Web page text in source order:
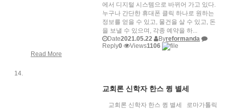
에서 디지털 시스템으로 바뀌어 가고 있다.
누구나 간단한 휴대폰 클릭 하나로 원하는
정보를 얻을 수 있고, 물건을 살 수 있고, 돈
을 보낼 수 있으며, 각종 예약을 하...
Date2021.05.22 Byreformanda
Reply0 Views1106
Read More
교회론 신학자 한스 큉 별세
교회론 신학자 한스 큉 별세 로마가톨릭